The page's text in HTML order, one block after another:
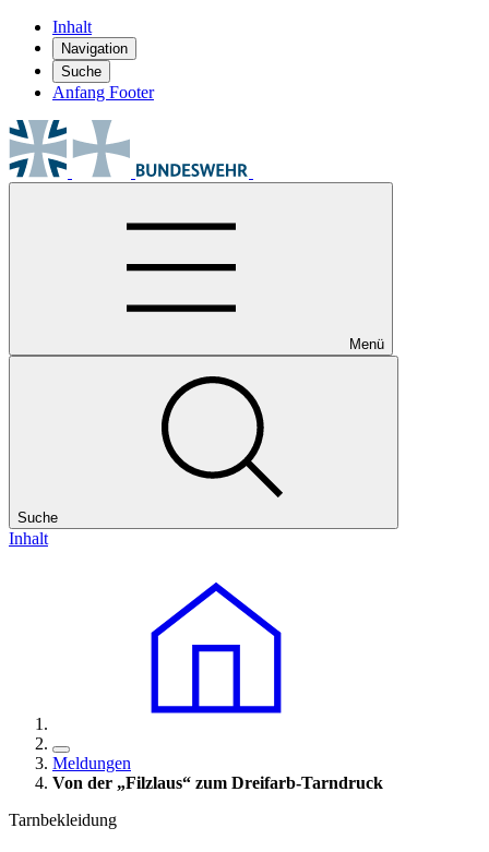
Inhalt
Navigation
Suche
Anfang Footer
Menü
Suche
Inhalt
Meldungen
Von der „Filzlaus“ zum Dreifarb-Tarndruck
Tarnbekleidung